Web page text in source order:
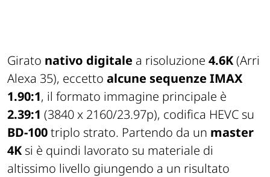
Girato nativo digitale a risoluzione 4.6K(Arri
Alexa 35), eccetto alcune sequenze IMAX
1.90:1, il formato immagine principale è
2.39:1 (3840 x 2160/23.97p), codifica HEVC su
BD-100triplo strato. Partendo da un master
4K si è quindi lavorato su materiale di
altissimo livello giungendo a un risultato